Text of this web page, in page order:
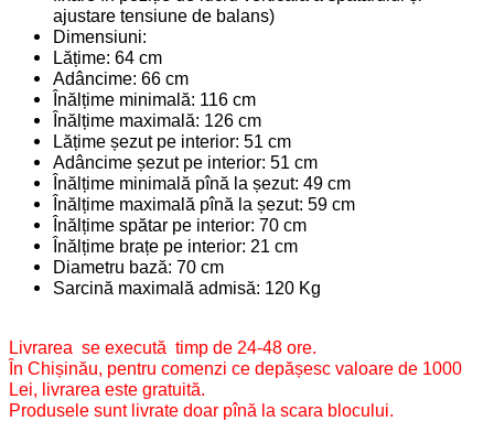
ajustare tensiune de balans)
Dimensiuni:
Lățime: 64 cm
Adâncime: 66 cm
Înălțime minimală: 116 cm
Înălțime maximală: 126 cm
Lățime șezut pe interior: 51 cm
Adâncime șezut pe interior: 51 cm
Înălțime minimală pînă la șezut: 49 cm
Înălțime maximală pînă la șezut: 59 cm
Înălțime spătar pe interior: 70 cm
Înălțime brațe pe interior: 21 cm
Diametru bază: 70 cm
Sarcină maximală admisă: 120 Kg
Livrarea se execută timp de 24-48 ore.
În Chișinău, pentru comenzi ce depășesc valoare de 1000
Lei, livrarea este gratuită.
Produsele sunt livrate doar pînă la scara blocului.